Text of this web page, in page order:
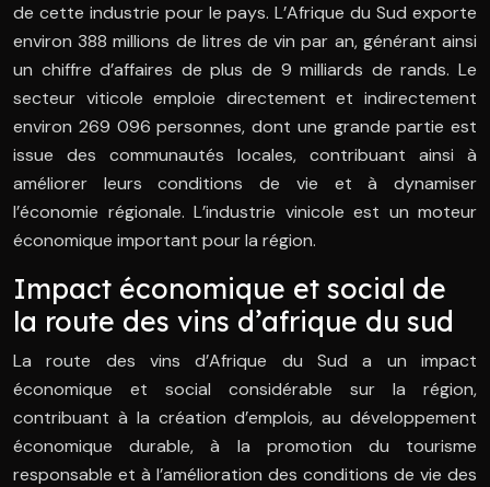
de cette industrie pour le pays. L’Afrique du Sud exporte
environ 388 millions de litres de vin par an, générant ainsi
un chiffre d’affaires de plus de 9 milliards de rands. Le
secteur viticole emploie directement et indirectement
environ 269 096 personnes, dont une grande partie est
issue des communautés locales, contribuant ainsi à
améliorer leurs conditions de vie et à dynamiser
l’économie régionale. L’industrie vinicole est un moteur
économique important pour la région.
Impact économique et social de
la route des vins d’afrique du sud
La route des vins d’Afrique du Sud a un impact
économique et social considérable sur la région,
contribuant à la création d’emplois, au développement
économique durable, à la promotion du tourisme
responsable et à l’amélioration des conditions de vie des